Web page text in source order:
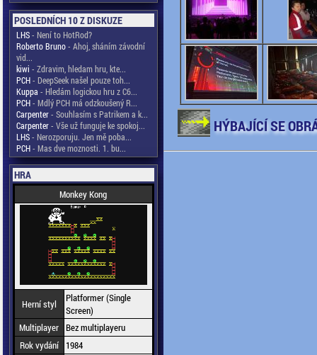
POSLEDNÍCH 10 Z DISKUZE
LHS- Není to HotRod?
Roberto Bruno- Ahoj, sháním závodní
vid...
kiwi - Zdravim, hledam hru, kte...
PCH- DeepSeek našel pouze toh...
Kuppa - Hledám logickou hru z C6...
PCH- Mdlý PCH má odzkoušený R...
Carpenter- Souhlasím s Patrikem a k...
Carpenter- Vše už funguje ke spokoj...
LHS- Nerozporuju. Jen mě poba...
PCH- Mas dve moznosti. 1. bu...
HRA
Monkey Kong
Herní styl
Platformer (Single
Screen)
Multiplayer Bez multiplayeru
Rok vydání
1984
HÝBAJÍCÍ SE